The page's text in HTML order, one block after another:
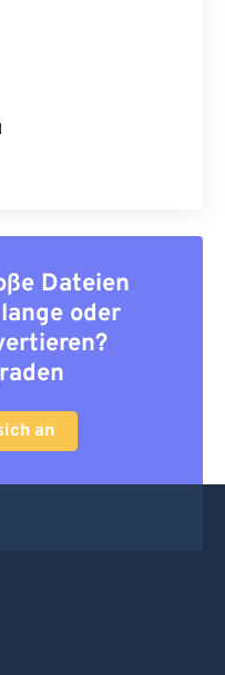
Dateien
oder
an